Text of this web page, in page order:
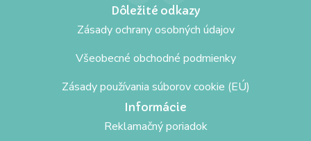
Dôležité odkazy
Zásady ochrany osobných údajov
Všeobecné obchodné podmienky
Zásady používania súborov cookie (EÚ)
Informácie
Reklamačný poriadok